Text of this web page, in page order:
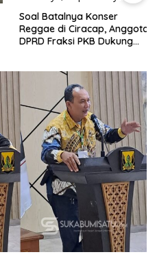
Soal Batalnya Konser
Reggae di Ciracap, Anggota
DPRD Fraksi PKB Dukung